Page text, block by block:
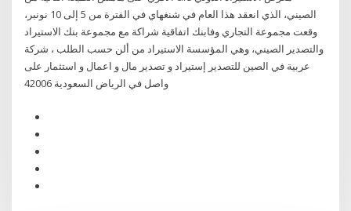
الصيني، الذي انعقد هذا العام في شنغهاي في الفترة من 5 إلى 10 نونبر،
وقعت مجموعة التجاري وفابنك اتفاقية شراكة مع مجموعة بنك الاستيراد
والتصدير الصيني، وهي المؤسسة الاستيراد من ألن حسب الطلب ، شركة
عربية في الصين للتصدير إستيراد و تصدير مال و اعمال و استثمار على
واصل في الرياض السعودية 42006